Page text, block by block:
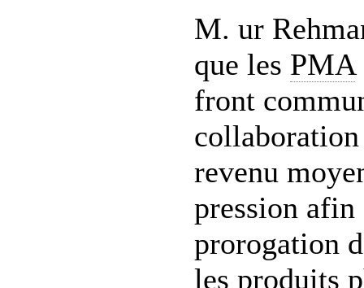
M. ur
que les PMA
front
collaboration
revenu
pression afin
prorogation
les produits